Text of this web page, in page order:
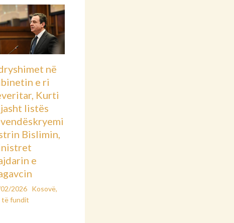
në
e ri
Kurti
listës
Bislimin,
e
2026 Kosovë,
të fundit